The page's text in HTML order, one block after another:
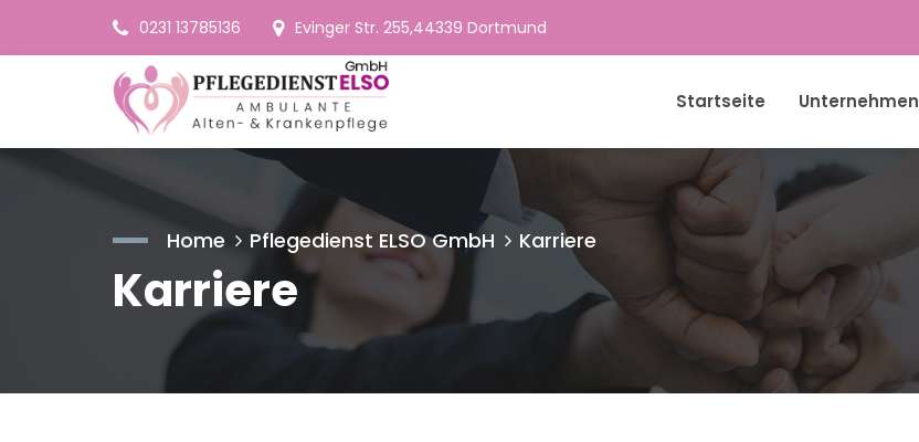
0231 13785136 Evinger Str. 255, ​​​​​​​44339 Dortmund
Startseite Unternehmen
Home Pflegedienst ELSO GmbH Karriere
Karriere